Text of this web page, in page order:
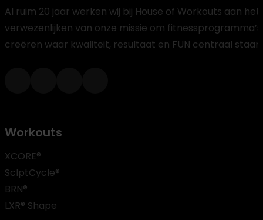
Al ruim 20 jaar werken wij bij House of Workouts aan het
verwezenlijken van onze missie om
creëren waar kwaliteit, resultaat en FUN centraal
Workouts
XCORE®
SclptCycle®
BRN®
LXR® Shape